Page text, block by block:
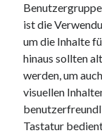
ist die
um die Inhalte
hinaus sollten
werden, um
visuellen
Tastatur